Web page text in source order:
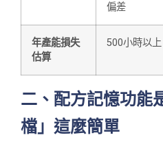
偏差
年產能損失
估算
500小時以上
二、配方記憶功能
檔」這麼簡單